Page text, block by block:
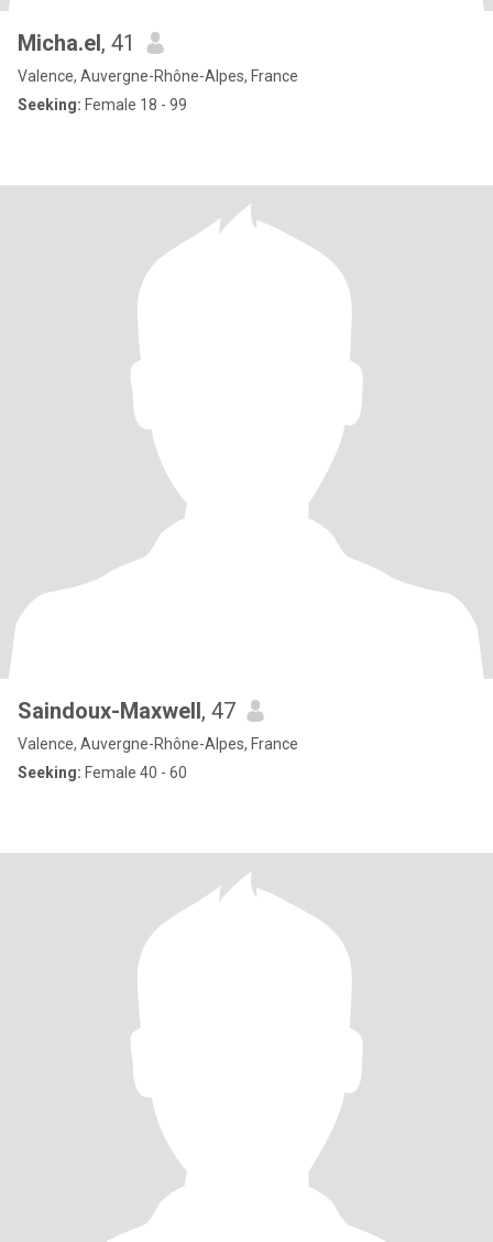
Micha.el, 41
Valence, Auvergne-Rhône-Alpes, France
Seeking: Female 18 - 99
Saindoux-Maxwell, 47
Valence, Auvergne-Rhône-Alpes, France
Seeking: Female 40 - 60